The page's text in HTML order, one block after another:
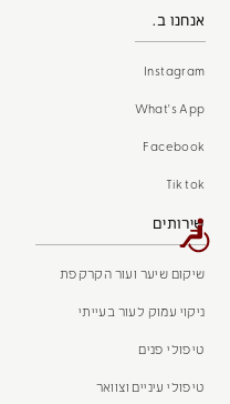
שירותים
שיקום שיער ועור הקרקפת
ניקוי עמוק לעור בעייתי
טיפולי פנים
טיפולי עיניים וצוואר
אנחנו ב.
Instagram
What's App
Facebook
Tik tok